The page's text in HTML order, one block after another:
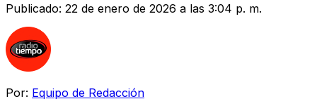
Publicado: 22 de enero de 2026 a las 3:04 p. m.
Por: Equipo de Redacción